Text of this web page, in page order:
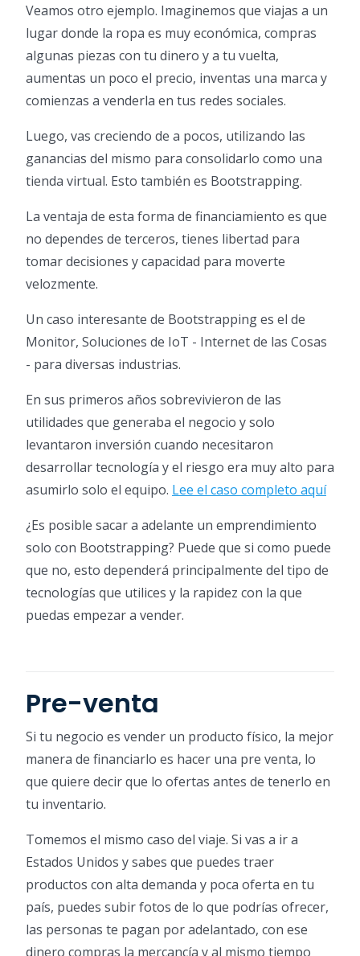
Veamos otro ejemplo. Imaginemos que viajas a un
lugar donde la ropa es muy económica, compras
algunas piezas con tu dinero y a tu vuelta,
aumentas un poco el precio, inventas una marca y
comienzas a venderla en tus redes sociales.
Luego, vas creciendo de a pocos, utilizando las
ganancias del mismo para consolidarlo como una
tienda virtual. Esto también es Bootstrapping.
La ventaja de esta forma de financiamiento es que
no dependes de terceros, tienes libertad para
tomar decisiones y capacidad para moverte
velozmente.
Un caso interesante de Bootstrapping es el de
Monitor, Soluciones de IoT - Internet de las Cosas
- para diversas industrias.
En sus primeros años sobrevivieron de las
utilidades que generaba el negocio y solo
levantaron inversión cuando necesitaron
desarrollar tecnología y el riesgo era muy alto para
asumirlo solo el equipo. Lee el caso completo aquí
¿Es posible sacar a adelante un emprendimiento
solo con Bootstrapping? Puede que si como puede
que no, esto dependerá principalmente del tipo de
tecnologías que utilices y la rapidez con la que
puedas empezar a vender.
Pre-venta
Si tu negocio es vender un producto físico, la mejor
manera de financiarlo es hacer una pre venta, lo
que quiere decir que lo ofertas antes de tenerlo en
tu inventario.
Tomemos el mismo caso del viaje. Si vas a ir a
Estados Unidos y sabes que puedes traer
productos con alta demanda y poca oferta en tu
país, puedes subir fotos de lo que podrías ofrecer,
las personas te pagan por adelantado, con ese
dinero compras la mercancía y al mismo tiempo